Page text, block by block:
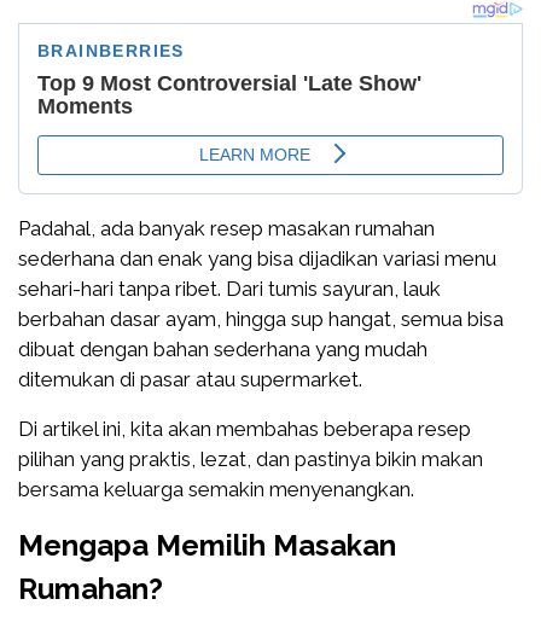
Padahal, ada banyak resep masakan rumahan
sederhana dan enak yang bisa dijadikan variasi menu
sehari-hari tanpa ribet. Dari tumis sayuran, lauk
berbahan dasar ayam, hingga sup hangat, semua bisa
dibuat dengan bahan sederhana yang mudah
ditemukan di pasar atau supermarket.
Di artikel ini, kita akan membahas beberapa resep
pilihan yang praktis, lezat, dan pastinya bikin makan
bersama keluarga semakin menyenangkan.
Mengapa Memilih Masakan
Rumahan?